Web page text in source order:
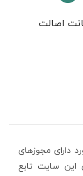
اصالت
دارای مجوزهای
اين سايت تابع